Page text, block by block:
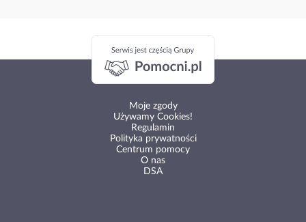
Moje zgody
Używamy Cookies!
Regulamin
Polityka prywatności
Centrum pomocy
O nas
DSA